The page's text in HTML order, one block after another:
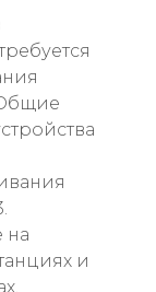
на
и